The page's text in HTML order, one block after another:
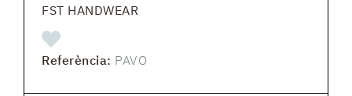
FST HANDWEAR
Referència: PAVO